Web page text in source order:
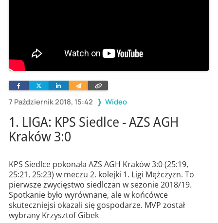
7 Październik 2018, 15:42 Wideo
FacebookTwitterLinkedinWyślij
e-
Skopiuj
link
1. LIGA: KPS Siedlce - AZS AGH
Kraków 3:0
KPS Siedlce pokonała AZS AGH Kraków 3:0 (25:19,
25:21, 25:23) w meczu 2. kolejki 1. Ligi Mężczyzn. To
pierwsze zwycięstwo siedlczan w sezonie 2018/19.
Spotkanie było wyrównane, ale w końcówce
skuteczniejsi okazali się gospodarze. MVP został
wybrany Krzysztof Gibek